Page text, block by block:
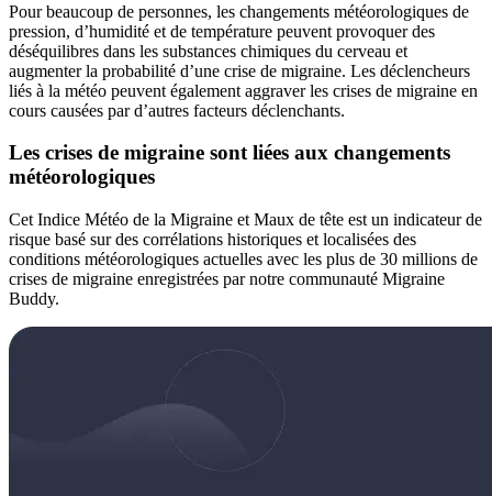
Pour beaucoup de personnes, les changements météorologiques de
pression, d’humidité et de température peuvent provoquer des
déséquilibres dans les substances chimiques du cerveau et
augmenter la probabilité d’une crise de migraine. Les déclencheurs
liés à la météo peuvent également aggraver les crises de migraine en
cours causées par d’autres facteurs déclenchants.
Les crises de migraine sont liées aux changements
météorologiques
Cet Indice Météo de la Migraine et Maux de tête est un indicateur de
risque basé sur des corrélations historiques et localisées des
conditions météorologiques actuelles avec les plus de 30 millions de
crises de migraine enregistrées par notre communauté Migraine
Buddy.